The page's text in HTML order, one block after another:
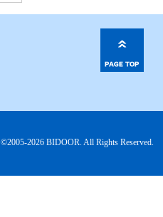
©2005-2026 BIDOOR. All Rights Reserved.